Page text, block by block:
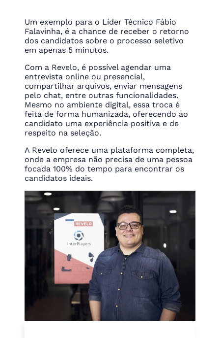
Um exemplo para o Líder Técnico Fábio
Falavinha, é a chance de receber o retorno
dos candidatos sobre o processo seletivo
em apenas 5 minutos.
Com a Revelo, é possível agendar uma
entrevista online ou presencial,
compartilhar arquivos, enviar mensagens
pelo chat, entre outras funcionalidades.
Mesmo no ambiente digital, essa troca é
feita de forma humanizada, oferecendo ao
candidato uma experiência positiva e de
respeito na seleção.
A Revelo oferece uma plataforma completa,
onde a empresa não precisa de uma pessoa
focada 100% do tempo para encontrar os
candidatos ideais.